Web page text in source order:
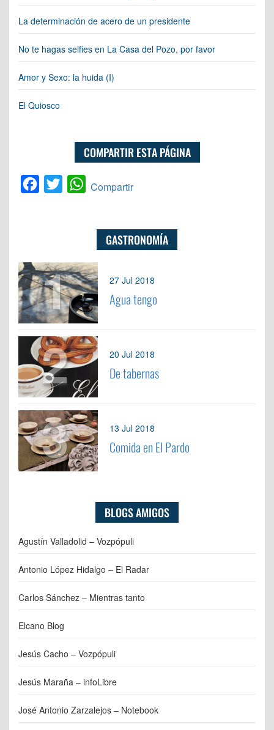
La determinación de acero de un presidente
No te hagas selfies en La Casa del Pozo, por favor
Amor y Sexo: la huida (I)
El Quiosco
COMPARTIR ESTA PÁGINA
Facebook
Twitter WhatsApp
Compartir
GASTRONOMÍA
1 27 Jul 2018
Agua tengo
2 20 Jul 2018
De tabernas
3 13 Jul 2018
Comida en El Pardo
BLOGS AMIGOS
Agustín Valladolid – Vozpópuli
Antonio López Hidalgo – El Radar
Carlos Sánchez – Mientras tanto
Elcano Blog
Jesús Cacho – Vozpópuli
Jesús Maraña – infoLibre
José Antonio Zarzalejos – Notebook